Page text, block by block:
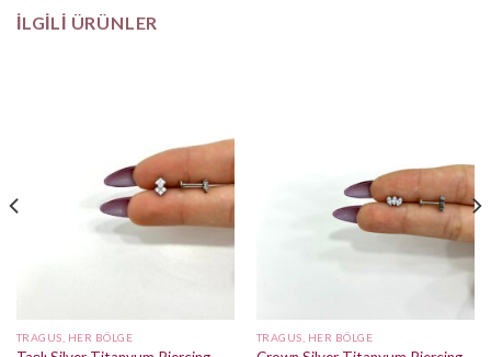
İLGILI ÜRÜNLER
TRAGUS, HER BÖLGE TRAGUS, HER BÖLGE